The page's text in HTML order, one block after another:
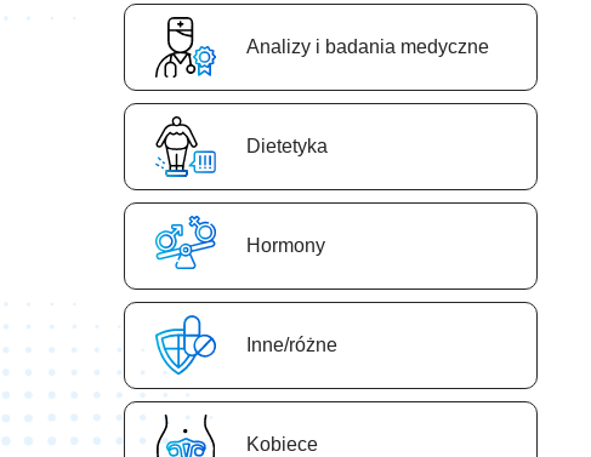
Analizy i badania medyczne
Dietetyka
Hormony
Inne/różne
Kobiece